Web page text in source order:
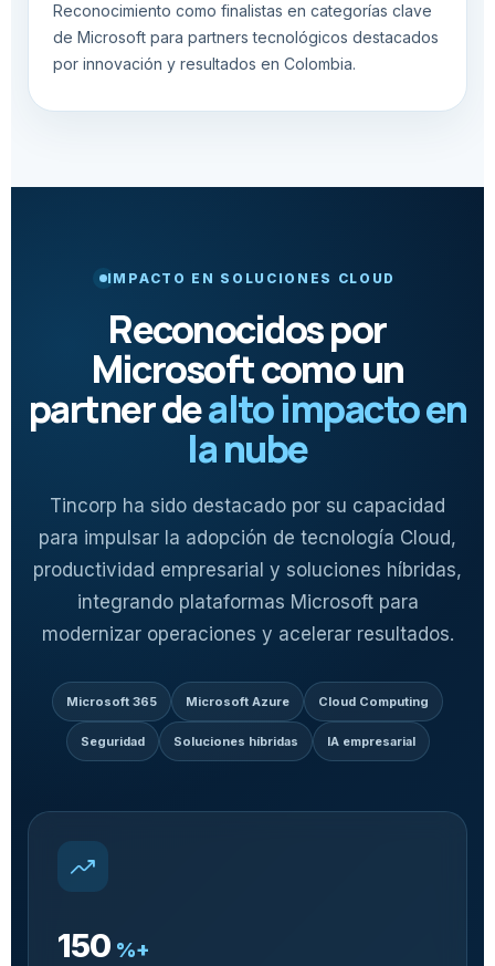
Reconocimiento como finalistas en categorías clave
de Microsoft para partners tecnológicos destacados
por innovación y resultados en Colombia.
IMPACTO EN SOLUCIONES CLOUD
Reconocidos por
Microsoft como un
partner dealto impacto en
la nube
Tincorp ha sido destacado por su capacidad
para impulsar la adopción de tecnología Cloud,
productividad empresarial y soluciones híbridas,
integrando plataformas Microsoft para
modernizar operaciones y acelerar resultados.
Microsoft 365 Microsoft Azure Cloud Computing
Seguridad Soluciones híbridas IA empresarial
trending_up
150 %+